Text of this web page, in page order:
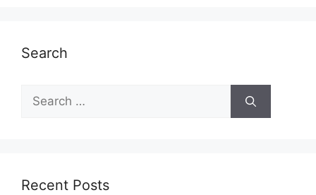
Search
Search
for:
Recent Posts